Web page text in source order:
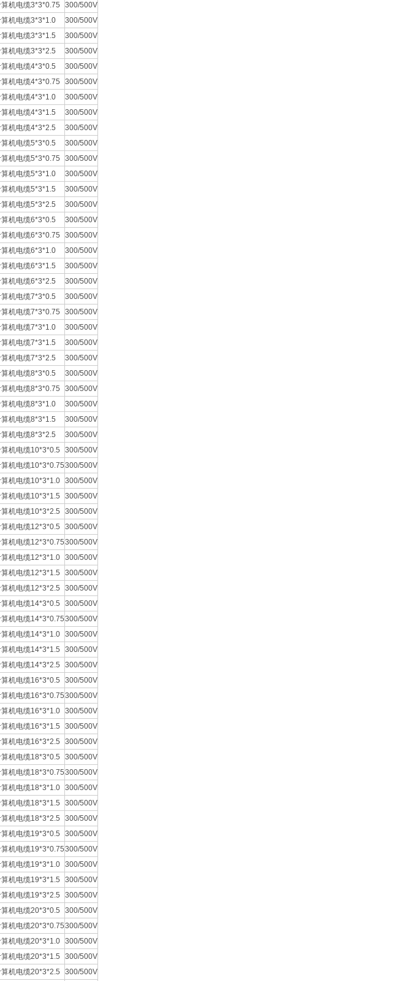
机电缆3*3*0.75
300/500V
机电缆3*3*1.0
300/500V
机电缆3*3*1.5
300/500V
机电缆3*3*2.5
300/500V
机电缆4*3*0.5
300/500V
机电缆4*3*0.75
300/500V
机电缆4*3*1.0
300/500V
机电缆4*3*1.5
300/500V
机电缆4*3*2.5
300/500V
机电缆5*3*0.5
300/500V
机电缆5*3*0.75
300/500V
机电缆5*3*1.0
300/500V
机电缆5*3*1.5
300/500V
机电缆5*3*2.5
300/500V
机电缆6*3*0.5
300/500V
机电缆6*3*0.75
300/500V
机电缆6*3*1.0
300/500V
机电缆6*3*1.5
300/500V
机电缆6*3*2.5
300/500V
机电缆7*3*0.5
300/500V
机电缆7*3*0.75
300/500V
机电缆7*3*1.0
300/500V
机电缆7*3*1.5
300/500V
机电缆7*3*2.5
300/500V
机电缆8*3*0.5
300/500V
机电缆8*3*0.75
300/500V
机电缆8*3*1.0
300/500V
机电缆8*3*1.5
300/500V
机电缆8*3*2.5
300/500V
机电缆10*3*0.5
300/500V
机电缆10*3*0.75300/500V
算机电缆10*3*1.0 300/500V
机电缆10*3*1.5
300/500V
机电缆10*3*2.5
300/500V
机电缆12*3*0.5
300/500V
机电缆12*3*0.75300/500V
算机电缆12*3*1.0 300/500V
机电缆12*3*1.5
300/500V
机电缆12*3*2.5
300/500V
机电缆14*3*0.5
300/500V
机电缆14*3*0.75300/500V
算机电缆14*3*1.0 300/500V
机电缆14*3*1.5
300/500V
机电缆14*3*2.5
300/500V
机电缆16*3*0.5
300/500V
机电缆16*3*0.75300/500V
算机电缆16*3*1.0 300/500V
机电缆16*3*1.5
300/500V
机电缆16*3*2.5
300/500V
机电缆18*3*0.5
300/500V
机电缆18*3*0.75300/500V
算机电缆18*3*1.0 300/500V
机电缆18*3*1.5
300/500V
机电缆18*3*2.5
300/500V
机电缆19*3*0.5
300/500V
机电缆19*3*0.75300/500V
算机电缆19*3*1.0 300/500V
机电缆19*3*1.5
300/500V
机电缆19*3*2.5
300/500V
机电缆20*3*0.5
300/500V
机电缆20*3*0.75300/500V
算机电缆20*3*1.0 300/500V
机电缆20*3*1.5
300/500V
机电缆20*3*2.5 300/500V